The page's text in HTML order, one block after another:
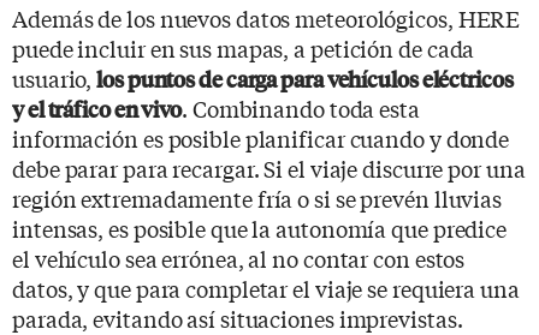
Además de los nuevos datos meteorológicos, HERE
puede incluir en sus mapas, a petición de cada
usuario,los puntos de carga para vehículos eléctricos
y el tráfico en vivo. Combinando toda esta
información es posible planificar cuando y donde
debe parar para recargar. Si el viaje discurre por una
región extremadamente fría o si se prevén lluvias
intensas, es posible que la autonomía que predice
el vehículo sea errónea, al no contar con estos
datos, y que para completar el viaje se requiera una
parada, evitando así situaciones imprevistas.